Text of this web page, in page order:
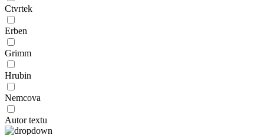
Ctvrtek
Erben
Grimm
Hrubin
Nemcova
Autor textu